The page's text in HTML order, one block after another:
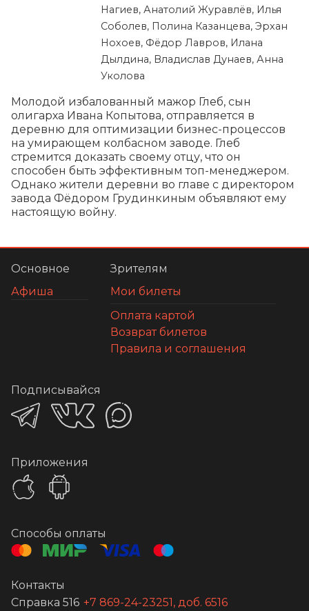
Нагиев, Анатолий Журавлёв, Илья
Соболев, Полина Казанцева, Эрхан
Нохоев, Фёдор Лавров, Илана
Дылдина, Владислав Дунаев, Анна
Уколова
Молодой избалованный мажор Глеб, сын
олигарха Ивана Копытова, отправляется в
деревню для оптимизации бизнес-процессов
на умирающем колбасном заводе. Глеб
стремится доказать своему отцу, что он
способен быть эффективным топ-менеджером.
Однако жители деревни во главе с директором
завода Фёдором Грудинкиным объявляют ему
настоящую войну.
Основное
Афиша
Зрителям
Мои билеты
Оплата картой
Возврат билетов
Правила и соглашения
Подписывайся
Приложения
Способы оплаты
Контакты
Справка 516 +7 869-24-23251, доб. 6516